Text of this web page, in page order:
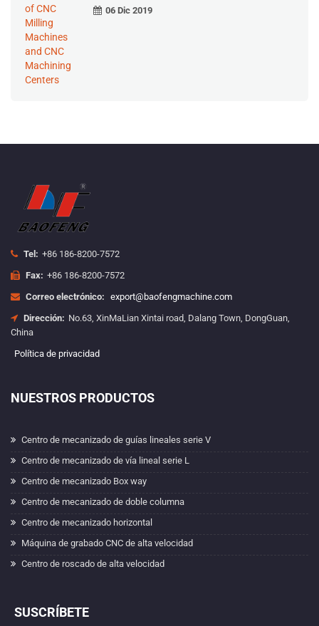
06 Dic 2019
Tel: +86 186-8200-7572
Fax: +86 186-8200-7572
Correo electrónico: export@baofengmachine.com
Dirección: No.63, XinMaLian Xintai road, Dalang Town, DongGuan,
China
Política de privacidad
NUESTROS PRODUCTOS
Centro de mecanizado de guías lineales serie V
Centro de mecanizado de vía lineal serie L
Centro de mecanizado Box way
Centro de mecanizado de doble columna
Centro de mecanizado horizontal
Máquina de grabado CNC de alta velocidad
Centro de roscado de alta velocidad
SUSCRÍBETE